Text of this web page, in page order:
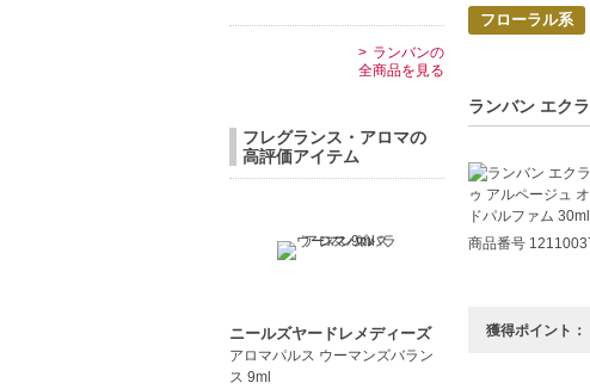
エレガントな香
エレガントで洗
日常使いにおす
フローラル系
ランバン エク
商品番号
獲得ポイント：
ランバンの
全商品を見る
フレグランス・アロマの
高評価アイテム
ニールズヤードレメディーズ
アロマパルス ウーマンズバラン
ス 9ml